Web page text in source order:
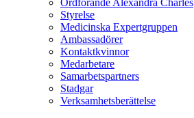
Styrelse
Medicinska Expertgruppen
Ambassadörer
Kontaktkvinnor
Medarbetare
Samarbetspartners
Stadgar
Verksamhetsberättelse